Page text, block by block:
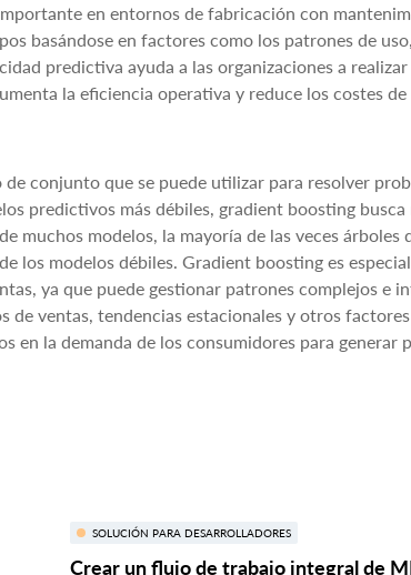
en entornos de fabricación con
basándose en factores como los patrones de
predictiva ayuda a las organizaciones a realizar
la eficiencia operativa y reduce los costes
conjunto que se puede utilizar para resolver
predictivos más débiles, gradient boosting busca
modelos, la mayoría de las veces árboles
los modelos débiles. Gradient boosting es
ya que puede gestionar patrones complejos e
de ventas, tendencias estacionales y otros
en la demanda de los consumidores para generar
SOLUCIÓN PARA DESARROLLADORES
Crear un flujo de trabajo integral de